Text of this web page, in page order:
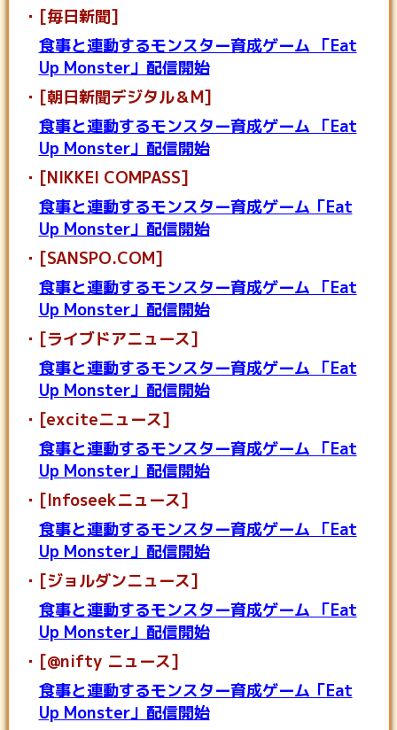
[毎日新聞]
食事と連動するモンスター育成ゲーム 「Eat
Up Monster」配信開始
[朝日新聞デジタル＆M]
食事と連動するモンスター育成ゲーム 「Eat
Up Monster」配信開始
[NIKKEI COMPASS]
食事と連動するモンスター育成ゲーム「Eat
Up Monster」配信開始
[SANSPO.COM]
食事と連動するモンスター育成ゲーム 「Eat
Up Monster」配信開始
[ライブドアニュース]
食事と連動するモンスター育成ゲーム 「Eat
Up Monster」配信開始
[exciteニュース]
食事と連動するモンスター育成ゲーム 「Eat
Up Monster」配信開始
[Infoseekニュース]
食事と連動するモンスター育成ゲーム 「Eat
Up Monster」配信開始
[ジョルダンニュース]
食事と連動するモンスター育成ゲーム 「Eat
Up Monster」配信開始
[@nifty ニュース]
食事と連動するモンスター育成ゲーム「Eat
Up Monster」配信開始